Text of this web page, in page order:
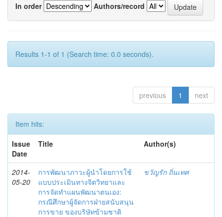
In order
Authors/record
Results 1-1 of 1 (Search time: 0.0 seconds).
previous 1 next
Item hits:
Issue
Date
Title Author(s)
2014-
05-20
การพัฒนาภาวะผู้นำโดยการใช้
แบบประเมินทางจิตวิทยาและ
การจัดทำแผนพัฒนาตนเอง:
กรณีศึกษาผู้จัดการฝ่ายสนับสนุน
การขาย ของบริษัทข้ามชาติ
ขวัญรัก ถิ่นเทศ